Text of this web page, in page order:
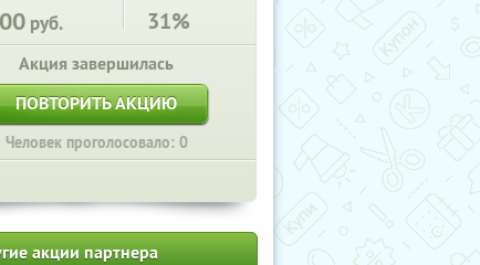
руб. 31%
Акция завершилась
ПОВТОРИТЬ АКЦИЮ
Человек проголосовало: 0
акции партнера